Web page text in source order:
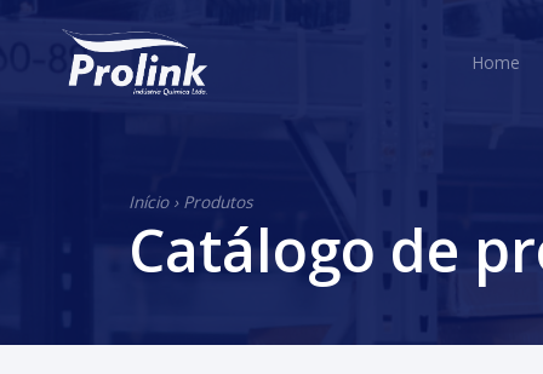
Home
Início› Produtos
Catálogo de